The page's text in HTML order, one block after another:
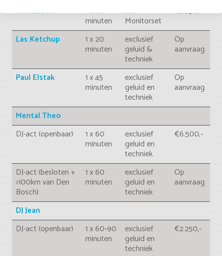
Nono2Solo 1 x 60
minuten
incl.
Monitorset
€7.950,-
Las Ketchup 1 x 20
minuten
exclusief
geluid &
techniek
Op
aanvraag
Paul Elstak 1 x 45
minuten
exclusief
geluid en
techniek
Op
aanvraag
Mental Theo
DJ-act (openbaar)
1 x 60
minuten
exclusief
geluid en
techniek
€6.500,-
DJ-act (besloten +
>100km van Den
Bosch)
1 x 60
minuten
exclusief
geluid en
techniek
Op
aanvraag
DJ Jean
DJ-act (openbaar)
1 x 60-90
minuten
exclusief
geluid en
techniek
€2.250,-